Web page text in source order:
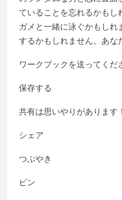
ていることを忘れるかもし
ガメと一緒に泳ぐかもしれ
するかもしれません。あな
ワークブックを送ってくだ
保存する
共有は思いやりがあります！
シェア
つぶやき
ピン